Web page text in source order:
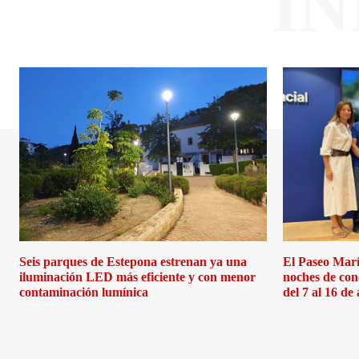
Seis parques de Estepona estrenan ya una
iluminación LED más eficiente y con menor
contaminación lumínica
El Paseo
noches de
del 7 al 16 de